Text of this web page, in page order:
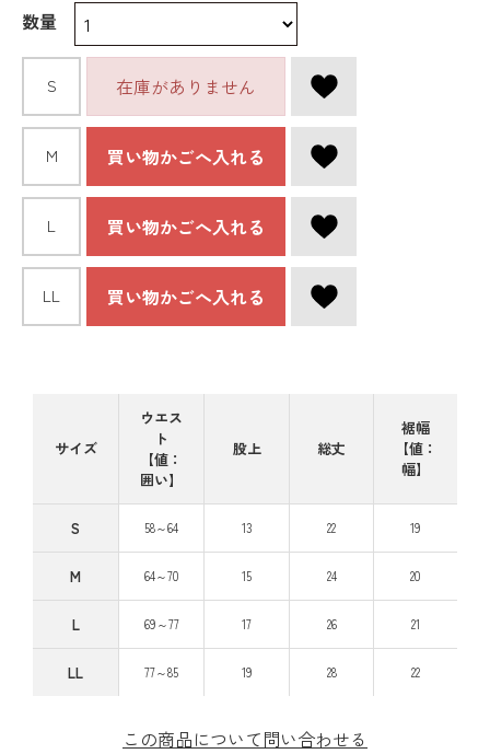
サイズ
ウエス
ト
【値：
囲い】
股上 総丈
裾幅
【値：
幅】
S 58～64 13 22 19
M 64～70 15 24 20
L 69～77 17 26 21
LL 77～85 19 28 22
数量
S 在庫がありません
M 買い物かごへ入れる
L 買い物かごへ入れる
LL 買い物かごへ入れる
この商品について問い合わせる